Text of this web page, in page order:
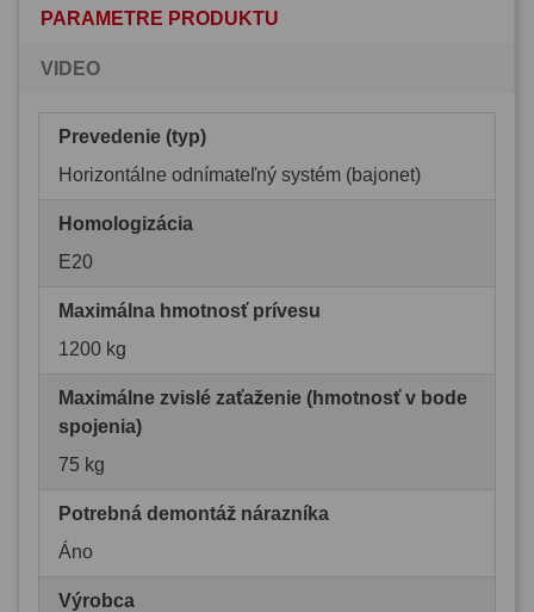
PARAMETRE PRODUKTU
VIDEO
Prevedenie (typ)
Horizontálne odnímateľný systém (bajonet)
Homologizácia
E20
Maximálna hmotnosť prívesu
1200 kg
Maximálne zvislé zaťaženie (hmotnosť v bode
spojenia)
75 kg
Potrebná demontáž nárazníka
Áno
Výrobca